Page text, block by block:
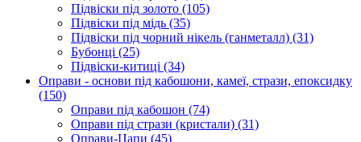
Підвіски під золото (105)
Підвіски під мідь (35)
Підвіски під чорний нікель (ганметалл) (31)
Бубонці (25)
Підвіски-китиці (34)
Оправи - основи під кабошони, камеї, стрази, епоксидку
(150)
Оправи під кабошон (74)
Оправи під стрази (кристали) (31)
Оправи-Цапи (45)